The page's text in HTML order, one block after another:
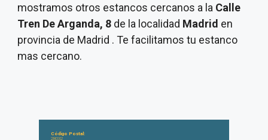
mostramos otros estancos cercanos a la Calle
Tren De Arganda, 8 de la localidad Madrid en
provincia de Madrid . Te facilitamos tu estanco
mas cercano.
Código Postal:
28032